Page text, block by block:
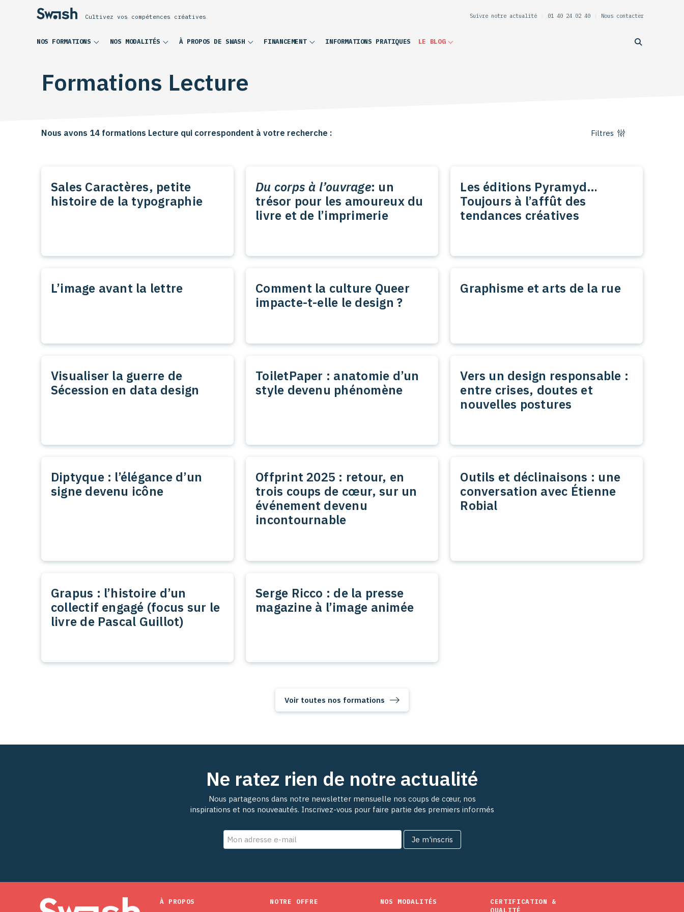
Cultivez vos compétences créatives Suivre notre actualité 01 40 24 02 40 Nous contacter
NOS FORMATIONS NOS MODALITÉS À PROPOS DE SWASH FINANCEMENT INFORMATIONS PRATIQUES LE BLOG
Formations Lecture
Nous avons 14 formations Lecture qui correspondent à votre recherche : Filtres
Sales Caractères, petite
histoire de la typographie
Du corps à l’ouvrage: un
trésor pour les amoureux du
livre et de l’imprimerie
Les éditions Pyramyd…
Toujours à l’affût des
tendances créatives
L’image avant la lettre
Comment la culture Queer
impacte-t-elle le design ?
Graphisme et arts de la rue
Visualiser la guerre de
Sécession en data design
ToiletPaper : anatomie d’un
style devenu phénomène
Vers un design responsable :
entre crises, doutes et
nouvelles postures
Diptyque : l’élégance d’un
signe devenu icône
Offprint 2025 : retour, en
trois coups de cœur, sur un
événement devenu
incontournable
Outils et déclinaisons : une
conversation avec Étienne
Robial
Grapus : l’histoire d’un
collectif engagé (focus sur le
livre de Pascal Guillot)
Serge Ricco : de la presse
magazine à l’image animée
Voir toutes nos formations
Ne ratez rien de notre actualité
Nous partageons dans notre newsletter mensuelle nos coups de cœur, nos
inspirations et nos nouveautés. Inscrivez-vous pour faire partie des premiers informés
À PROPOS NOTRE OFFRE NOS MODALITÉS
CERTIFICATION &
QUALITÉ